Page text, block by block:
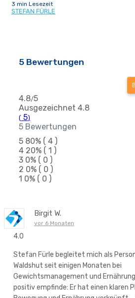
3 min Lesezeit
STEFAN FÜRLE
5 Bewertungen
4.8/5
Ausgezeichnet 4.8
( 5)
5 Bewertungen
5 80% ( 4 )
4 20% ( 1 )
3 0% ( 0 )
2 0% ( 0 )
1 0% ( 0 )
Birgit W.
vor 6 Monaten
4.0
Stefan Fürle begleitet mich als
Waldshut seit einigen Monaten bei
Gewichtsmanagement und
positiv empfinde: Er hat einen klaren